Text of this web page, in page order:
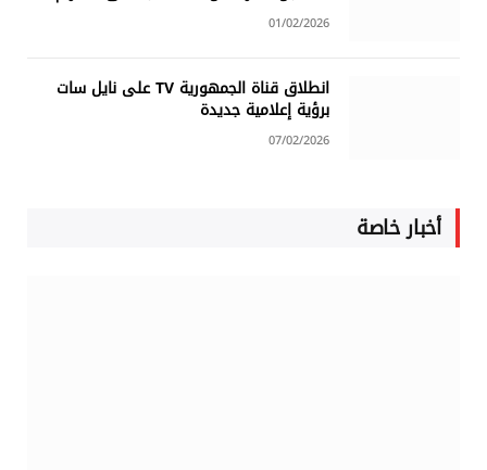
01/02/2026
انطلاق قناة الجمهورية TV على نايل سات
برؤية إعلامية جديدة
07/02/2026
أخبار خاصة